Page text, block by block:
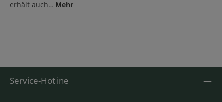
erhält auch… Mehr
Service-Hotline